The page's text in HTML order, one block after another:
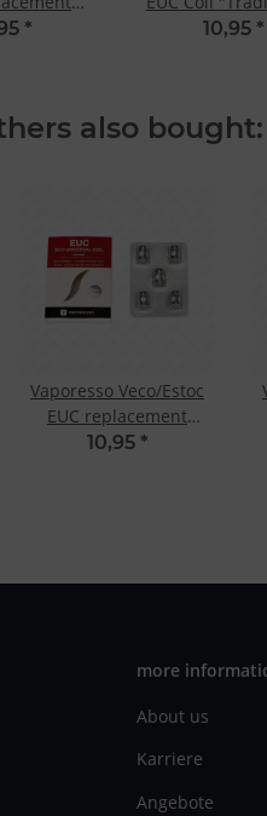
coil
*
Clapton 0.4
10,95 *
also bought:
Vaporesso Veco/Estoc
EUC replacement
ceramic coil SS316L 0.3
10,95 *
more
About us
Karriere
Angebote